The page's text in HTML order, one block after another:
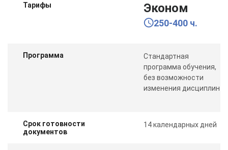
Тарифы Эконом
250-400 ч.
Программа
Стандартная
программа обучения,
без возможности
изменения дисциплин
Срок готовности
документов
14 календарных дней